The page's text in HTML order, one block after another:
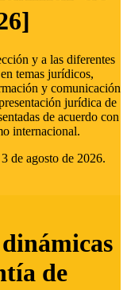
y a las diferentes
temas jurídicos,
y comunicación
jurídica de
de acuerdo con
internacional.
3 de agosto de 2026.
de